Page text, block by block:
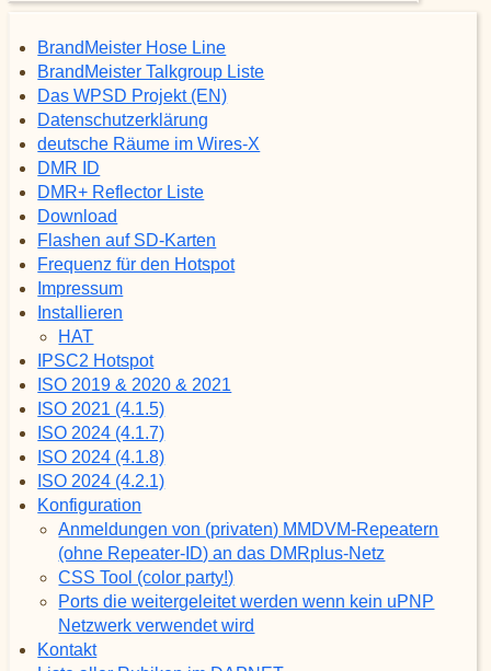
BrandMeister Hose Line
BrandMeister Talkgroup Liste
Das WPSD Projekt (EN)
Datenschutzerklärung
deutsche Räume im Wires-X
DMR ID
DMR+ Reflector Liste
Download
Flashen auf SD-Karten
Frequenz für den Hotspot
Impressum
Installieren
HAT
IPSC2 Hotspot
ISO 2019 & 2020 & 2021
ISO 2021 (4.1.5)
ISO 2024 (4.1.7)
ISO 2024 (4.1.8)
ISO 2024 (4.2.1)
Konfiguration
Anmeldungen von (privaten) MMDVM-Repeatern
(ohne Repeater-ID) an das DMRplus-Netz
CSS Tool (color party!)
Ports die weitergeleitet werden wenn kein uPNP
Netzwerk verwendet wird
Kontakt